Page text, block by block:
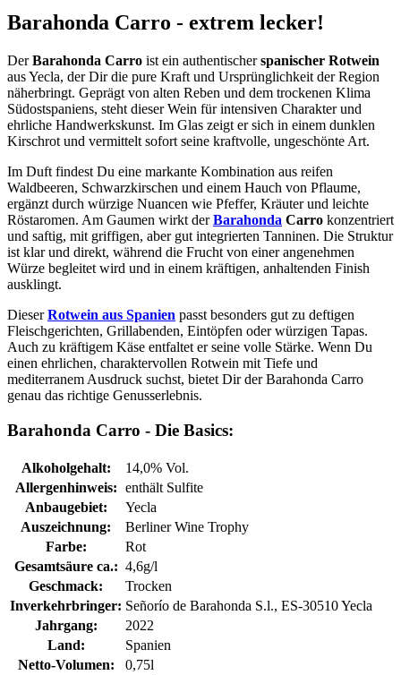
Barahonda Carro - extrem lecker!
DerBarahonda Carro ist ein authentischerspanischer Rotwein
aus Yecla, der Dir die pure Kraft und Ursprünglichkeit der Region
näherbringt. Geprägt von alten Reben und dem trockenen Klima
Südostspaniens, steht dieser Wein für intensiven Charakter und
ehrliche Handwerkskunst. Im Glas zeigt er sich in einem dunklen
Kirschrot und vermittelt sofort seine kraftvolle, ungeschönte Art.
Im Duft findest Du eine markante Kombination aus reifen
Waldbeeren, Schwarzkirschen und einem Hauch von Pflaume,
ergänzt durch würzige Nuancen wie Pfeffer, Kräuter und leichte
Röstaromen. Am Gaumen wirkt derBarahonda Carro konzentriert
und saftig, mit griffigen, aber gut integrierten Tanninen. Die Struktur
ist klar und direkt, während die Frucht von einer angenehmen
Würze begleitet wird und in einem kräftigen, anhaltenden Finish
ausklingt.
DieserRotwein aus Spanien passt besonders gut zu deftigen
Fleischgerichten, Grillabenden, Eintöpfen oder würzigen Tapas.
Auch zu kräftigem Käse entfaltet er seine volle Stärke. Wenn Du
einen ehrlichen, charaktervollen Rotwein mit Tiefe und
mediterranem Ausdruck suchst, bietet Dir der Barahonda Carro
genau das richtige Genusserlebnis.
Barahonda Carro - Die Basics:
Alkoholgehalt:
14,0% Vol.
Allergenhinweis: enthält Sulfite
Anbaugebiet:
Yecla
Auszeichnung:
Berliner Wine Trophy
Farbe:
Rot
Gesamtsäure ca.: 4,6g/l
Geschmack:
Trocken
Inverkehrbringer: Señorío de Barahonda S.l., ES-30510 Yecla
Jahrgang:
2022
Land:
Spanien
Netto-Volumen:
0,75l